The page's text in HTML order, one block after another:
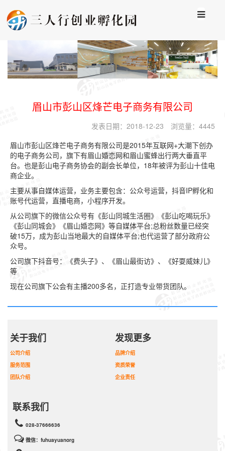
眉山市彭山区烽芒电子商务有限公司
发表日期： 2018-12-23 浏览量： 4445
眉山市彭山区烽芒电子商务有限公司是2015年互联网+大潮下创办
的电子商务公司，旗下有眉山婚恋网和眉山蜜蜂出行两大垂直平
台。也是彭山电子商务协会的副会长单位，18年被评为彭山十佳电
商企业。
主要从事自媒体运营，业务主要包含：公众号运营，抖音IP孵化和
账号代运营，直播电商，小程序开发。
从公司旗下的微信公众号有《彭山同城生活圈》《彭山吃喝玩乐》
《彭山同城会》《眉山婚恋网》等自媒体平台;总粉丝数量已经突
破15万，成为彭山当地最大的自媒体平台;也代运营了部分政府公
众号。
公司旗下抖音号：《费头子》、《眉山最街访》、《好耍威妹儿》
等
现在公司旗下公会有主播200多名，正打造专业带货团队。
关于我们
公司介绍
服务范围
团队介绍
发现更多
品牌介绍
资质荣誉
企业责任
联系我们
028-37666636
微信：fuhuayuanorg